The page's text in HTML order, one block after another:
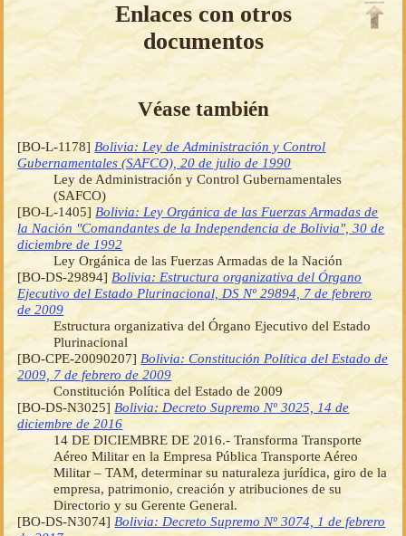
Enlaces con otros
documentos
Véase también
[BO-L-1178]Bolivia: Ley de Administración y Control
Gubernamentales (SAFCO), 20 de julio de 1990
Ley de Administración y Control Gubernamentales
(SAFCO)
[BO-L-1405]Bolivia: Ley Orgánica de las Fuerzas Armadas de
la Nación "Comandantes de la Independencia de Bolivia", 30 de
diciembre de 1992
Ley Orgánica de las Fuerzas Armadas de la Nación
[BO-DS-29894]Bolivia: Estructura organizativa del Órgano
Ejecutivo del Estado Plurinacional, DS Nº 29894, 7 de febrero
de 2009
Estructura organizativa del Órgano Ejecutivo del Estado
Plurinacional
[BO-CPE-20090207]Bolivia: Constitución Política del Estado de
2009, 7 de febrero de 2009
Constitución Política del Estado de 2009
[BO-DS-N3025]Bolivia: Decreto Supremo Nº 3025, 14 de
diciembre de 2016
14 DE DICIEMBRE DE 2016.- Transforma Transporte
Aéreo Militar en la Empresa Pública Transporte Aéreo
Militar – TAM, determinar su naturaleza jurídica, giro de la
empresa, patrimonio, creación y atribuciones de su
Directorio y su Gerente General.
[BO-DS-N3074]Bolivia: Decreto Supremo Nº 3074, 1 de febrero